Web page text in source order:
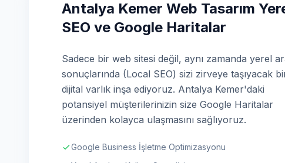
Antalya Kemer Web Tasarım
SEO ve Google Haritalar
Sadece bir web sitesi değil, aynı zamanda yerel
sonuçlarında (Local SEO) sizi zirveye taşıyacak
dijital varlık inşa ediyoruz. Antalya Kemer'daki
potansiyel müşterilerinizin size Google Haritalar
üzerinden kolayca ulaşmasını sağlıyoruz.
Google Business İşletme Optimizasyonu